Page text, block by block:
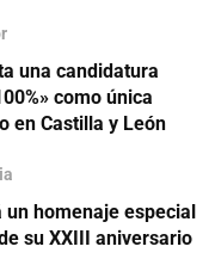
una candidatura
como única
en Castilla y León
homenaje especial
su XXIII aniversario